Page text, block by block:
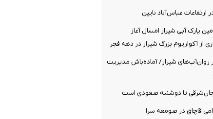
ارتفاعات عباس‌آباد نایین
پارک آبی شیراز امسال آغاز
از آکواریوم بزرگ شیراز در دهه فجر
روان‌آب‌های شیراز/ آماده‌باش مدیریت
تا دوشنبه صعودی است
قاچاق در صومعه سرا